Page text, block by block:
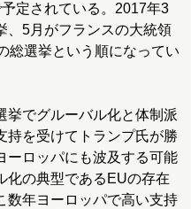
定されている。2017年3
、5月がフランスの大統領
総選挙という順になってい
でグルーバル化と体制派
持を受けてトランプ氏が勝
ーロッパにも波及する可能
化の典型であるEUの存在
数年ヨーロッパで高い支持